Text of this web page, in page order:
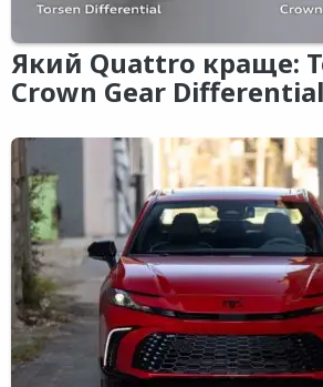
Який Quattro краще:
Crown Gear Differential